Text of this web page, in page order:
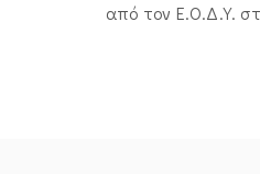
από τον Ε.Ο.Δ.Υ.